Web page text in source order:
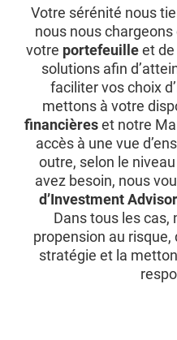
Votre sérénité nous
nous nous
votre portefeuilleet de
solutions afin
faciliter vos choix
mettons à votre
financièreset notre
accès à une vue
outre, selon le
avez besoin, nous
d’Investment
Dans tous les cas,
propension au
stratégie et la